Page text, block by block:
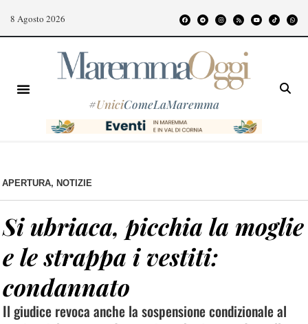
8 Agosto 2026
#UniciComeLaMaremma
APERTURA, NOTIZIE
Si ubriaca, picchia la moglie
e le strappa i vestiti:
condannato
Il giudice revoca anche la sospensione condizionale al